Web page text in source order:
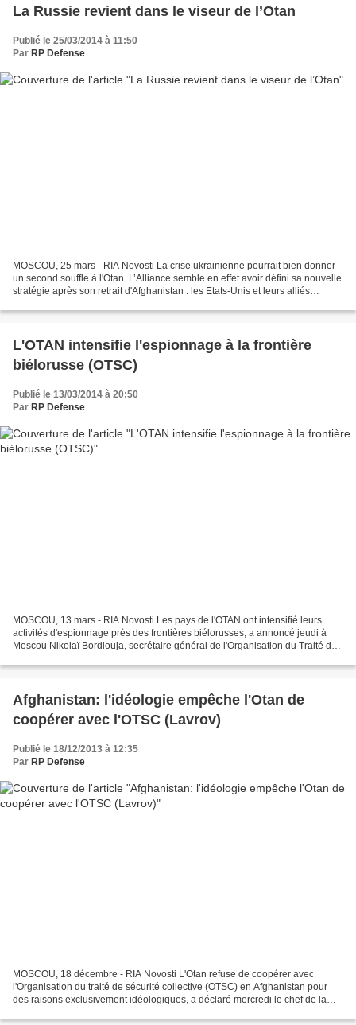
La Russie revient dans le viseur de l’Otan
Publié le 25/03/2014 à 11:50
Par RP Defense
MOSCOU, 25 mars - RIA Novosti La crise ukrainienne pourrait bien donner
un second souffle à l'Otan. L’Alliance semble en effet avoir défini sa nouvelle
stratégie après son retrait d'Afghanistan : les Etats-Unis et leurs alliés
L'OTAN intensifie l'espionnage à la frontière
biélorusse (OTSC)
Publié le 13/03/2014 à 20:50
Par RP Defense
MOSCOU, 13 mars - RIA Novosti Les pays de l'OTAN ont intensifié leurs
activités d'espionnage près des frontières biélorusses, a annoncé jeudi à
Moscou Nikolaï Bordiouja, secrétaire général de l'Organisation du Traité de
Afghanistan: l'idéologie empêche l'Otan de
coopérer avec l'OTSC (Lavrov)
Publié le 18/12/2013 à 12:35
Par RP Defense
MOSCOU, 18 décembre - RIA Novosti L'Otan refuse de coopérer avec
l'Organisation du traité de sécurité collective (OTSC) en Afghanistan pour
des raisons exclusivement idéologiques, a déclaré mercredi le chef de la